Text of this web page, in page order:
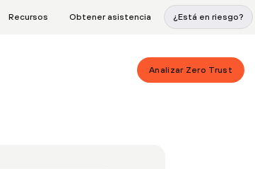
Recursos Obtener asistencia ¿Está en riesgo?
Analizar Zero Trust